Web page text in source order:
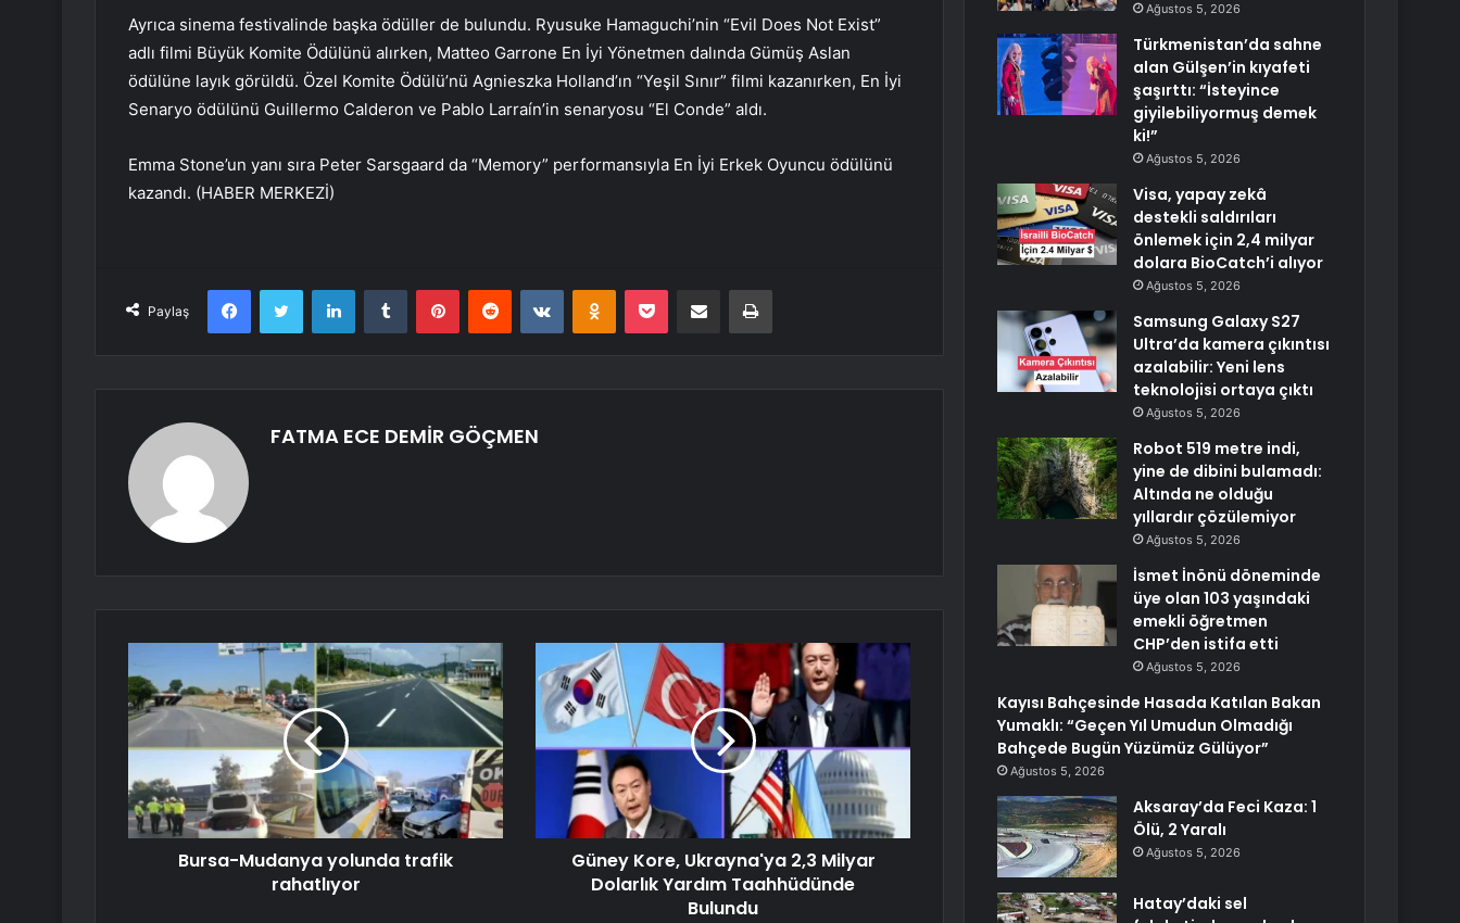
Ayrıca sinema festivalinde başka ödüller de bulundu. Ryusuke Hamaguchi’nin “Evil Does Not Exist”
adlı filmi Büyük Komite Ödülünü alırken, Matteo Garrone En İyi Yönetmen dalında Gümüş Aslan
ödülüne layık görüldü. Özel Komite Ödülü’nü Agnieszka Holland’ın “Yeşil Sınır” filmi kazanırken, En İyi
Senaryo ödülünü Guillermo Calderon ve Pablo Larraín’in senaryosu “El Conde” aldı.
Emma Stone’un yanı sıra Peter Sarsgaard da “Memory” performansıyla En İyi Erkek Oyuncu ödülünü
kazandı. (HABER MERKEZİ)
Paylaş
FacebookTwitter LinkedInTumblr PinterestReddit VKontakteOdnoklassniki
Pocket E-Posta ile paylaş Yazdır
FATMA ECE DEMİR GÖÇMEN
Bursa-Mudanya yolunda trafik
rahatlıyor
Güney Kore, Ukrayna'ya 2,3 Milyar
Dolarlık Yardım Taahhüdünde
Bulundu
Ağustos 5, 2026
Türkmenistan’da sahne
alan Gülşen’in kıyafeti
şaşırttı: “İsteyince
giyilebiliyormuş demek
ki!”
Ağustos 5, 2026
Visa, yapay zekâ
destekli saldırıları
önlemek için 2,4 milyar
dolara BioCatch’i alıyor
Ağustos 5, 2026
Samsung Galaxy S27
Ultra’da kamera çıkıntısı
azalabilir: Yeni lens
teknolojisi ortaya çıktı
Ağustos 5, 2026
Robot 519 metre indi,
yine de dibini bulamadı:
Altında ne olduğu
yıllardır çözülemiyor
Ağustos 5, 2026
İsmet İnönü döneminde
üye olan 103 yaşındaki
emekli öğretmen
CHP’den istifa etti
Ağustos 5, 2026
Kayısı Bahçesinde Hasada Katılan Bakan
Yumaklı: “Geçen Yıl Umudun Olmadığı
Bahçede Bugün Yüzümüz Gülüyor”
Ağustos 5, 2026
Aksaray’da Feci Kaza: 1
Ölü, 2 Yaralı
Ağustos 5, 2026
Hatay’daki sel